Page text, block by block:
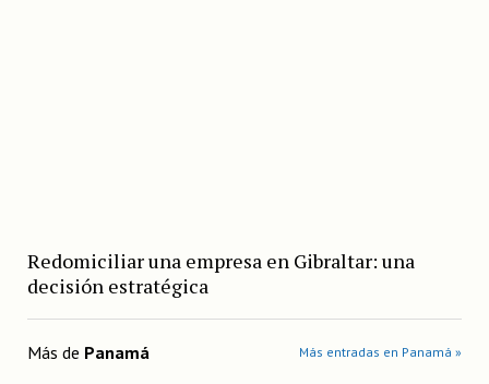
Redomiciliar una empresa en Gibraltar: una
decisión estratégica
Más de Panamá Más entradas en Panamá »